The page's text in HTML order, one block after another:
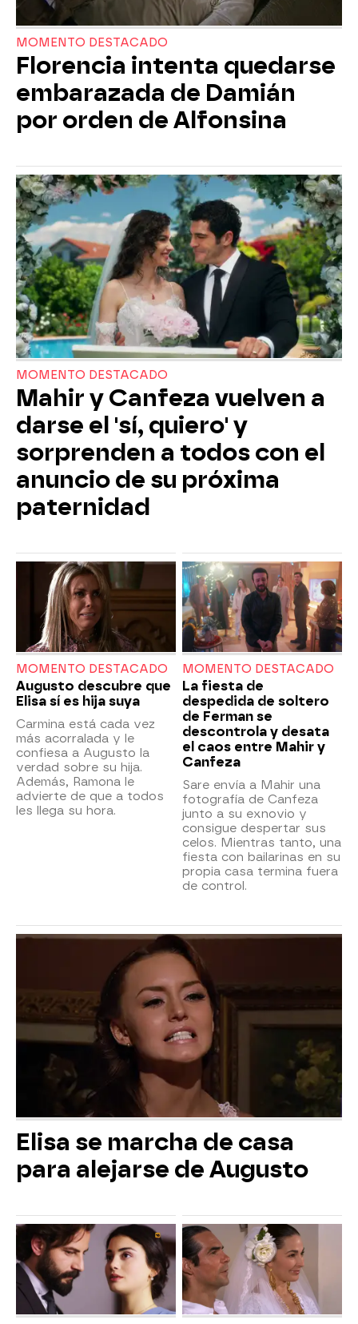
MOMENTO DESTACADO
Florencia intenta quedarse
embarazada de Damián
por orden de Alfonsina
MOMENTO DESTACADO
Mahir y Canfeza vuelven a
darse el 'sí, quiero' y
sorprenden a todos con el
anuncio de su próxima
paternidad
MOMENTO DESTACADO
Augusto descubre que
Elisa sí es hija suya
Carmina está cada vez
más acorralada y le
confiesa a Augusto la
verdad sobre su hija.
Además, Ramona le
advierte de que a todos
les llega su hora.
MOMENTO DESTACADO
La fiesta de
despedida de soltero
de Ferman se
descontrola y desata
el caos entre Mahir y
Canfeza
Sare envía a Mahir una
fotografía de Canfeza
junto a su exnovio y
consigue despertar sus
celos. Mientras tanto, una
fiesta con bailarinas en su
propia casa termina fuera
de control.
Elisa se marcha de casa
para alejarse de Augusto